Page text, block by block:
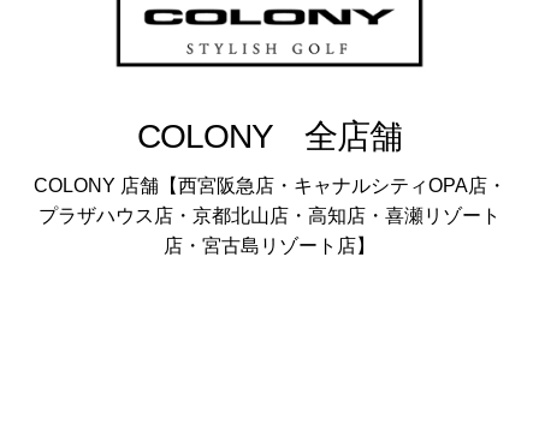
COLONY 全店舗
COLONY 店舗【西宮阪急店・キャナルシティOPA店・
プラザハウス店・京都北山店・高知店・喜瀬リゾート
店・宮古島リゾート店】